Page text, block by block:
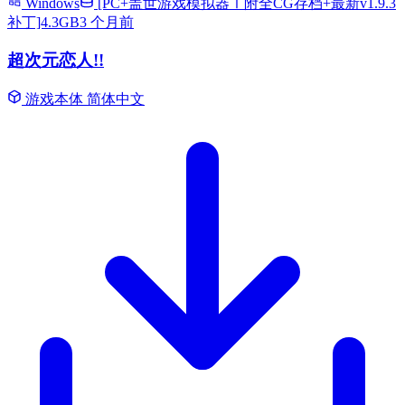
补丁]4.3GB3 个月前
超次元恋人!!
游戏本体 简体中文